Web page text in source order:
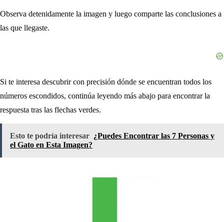
Observa detenidamente la imagen y luego comparte las conclusiones a
las que llegaste.
Si te interesa descubrir con precisión dónde se encuentran todos los
números escondidos, continúa leyendo más abajo para encontrar la
respuesta tras las flechas verdes.
Esto te podría interesar ¿Puedes Encontrar las 7 Personas y
el Gato en Esta Imagen?